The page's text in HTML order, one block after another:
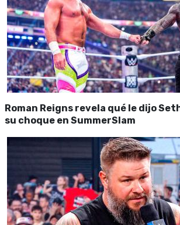
Roman Reigns revela qué le dijo
su choque en SummerSlam